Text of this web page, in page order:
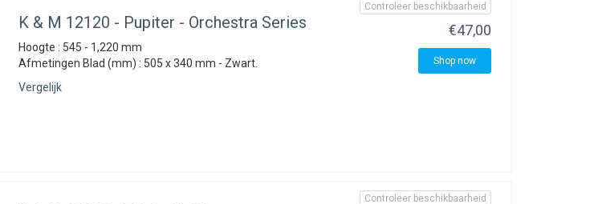
K & M 12120 - Pupiter - Orchestra Series
Hoogte : 545 - 1,220 mm
Afmetingen Blad (mm) : 505 x 340 mm - Zwart.
Vergelijk
Controleer beschikbaarheid
€47,00
Shop now
Controleer beschikbaarheid